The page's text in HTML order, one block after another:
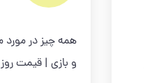
همه چیز در مورد
و بازی | قیمت